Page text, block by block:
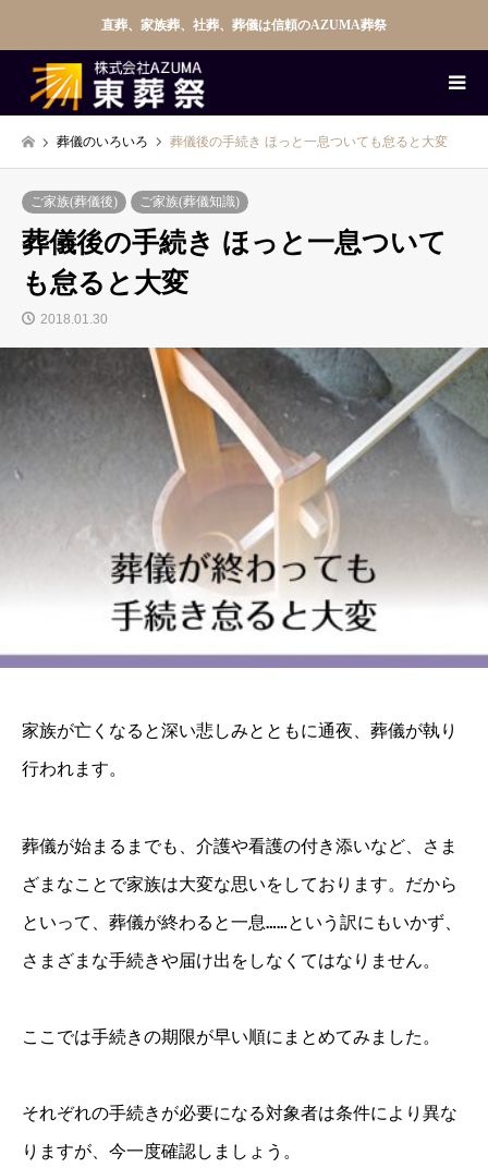
直葬、家族葬、社葬、葬儀は信頼のAZUMA葬祭
葬儀のいろいろ 葬儀後の手続き ほっと一息ついても怠ると大変
ご家族(葬儀後) ご家族(葬儀知識)
葬儀後の手続き ほっと一息ついて
も怠ると大変
2018.01.30
家族が亡くなると深い悲しみとともに通夜、葬儀が執り
行われます。
葬儀が始まるまでも、介護や看護の付き添いなど、さま
ざまなことで家族は大変な思いをしております。だから
といって、葬儀が終わると一息……という訳にもいかず、
さまざまな手続きや届け出をしなくてはなりません。
ここでは手続きの期限が早い順にまとめてみました。
それぞれの手続きが必要になる対象者は条件により異な
りますが、今一度確認しましょう。